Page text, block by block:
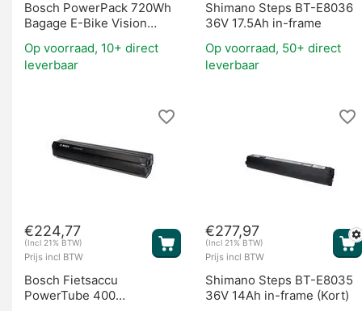
Overige onderdelen
Bosch PowerPack 720Wh
Bagage E-Bike Vision
Op voorraad, 10+ direct
leverbaar
Shimano Steps BT-E8036
36V 17.5Ah in-frame
Op voorraad, 50+ direct
leverbaar
€224,77
(Incl 21% BTW)
Prijs incl BTW
Bosch Fietsaccu
PowerTube 400
€277,97
(Incl 21% BTW)
Prijs incl BTW
Shimano Steps BT-E8035
36V 14Ah in-frame (Kort)